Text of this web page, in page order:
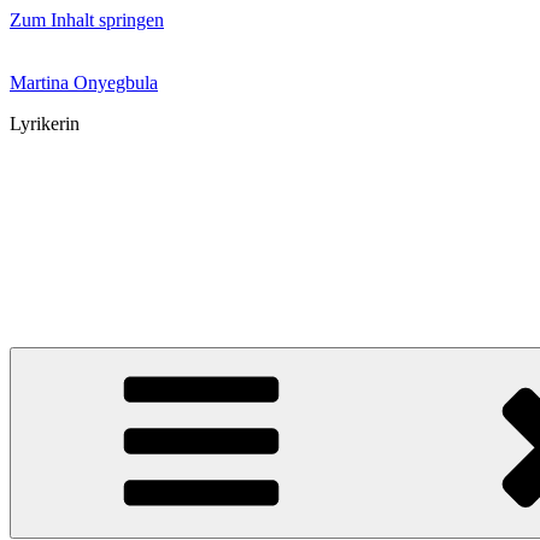
Zum Inhalt springen
Martina Onyegbula
Lyrikerin